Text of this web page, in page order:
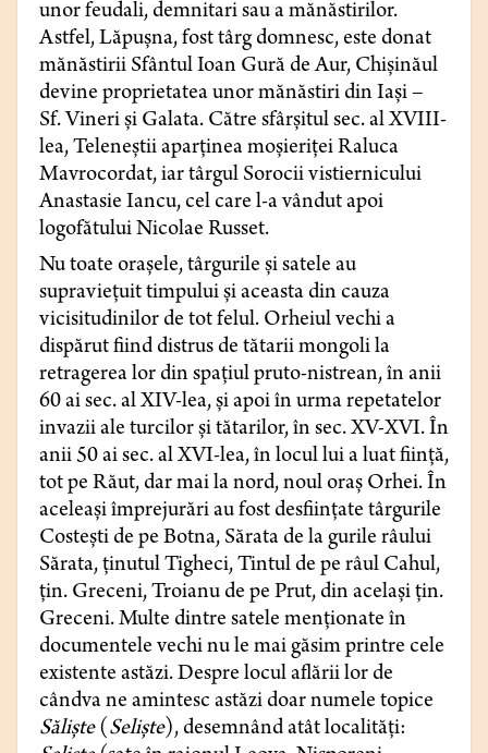
unor feudali, demnitari sau a mănăstirilor.
Astfel, Lăpușna, fost târg domnesc, este donat
mănăstirii Sfântul Ioan Gură de Aur, Chișinăul
devine proprietatea unor mănăstiri din Iași –
Sf. Vineri și Galata. Către sfârșitul sec. al XVIII-
lea, Teleneștii aparținea moșieriței Raluca
Mavrocordat, iar târgul Sorocii vistiernicului
Anastasie Iancu, cel care l-a vândut apoi
logofătului Nicolae Russet.
Nu toate orașele, târgurile și satele au
supraviețuit timpului și aceasta din cauza
vicisitudinilor de tot felul. Orheiul vechi a
dispărut fiind distrus de tătarii mongoli la
retragerea lor din spațiul pruto-nistrean, în anii
60 ai sec. al XIV-lea, și apoi în urma repetatelor
invazii ale turcilor și tătarilor, în sec. XV-XVI. În
anii 50 ai sec. al XVI-lea, în locul lui a luat ființă,
tot pe Răut, dar mai la nord, noul oraș Orhei. În
aceleași împrejurări au fost desființate târgurile
Costești de pe Botna, Sărata de la gurile râului
Sărata, ținutul Tigheci, Tintul de pe râul Cahul,
țin. Greceni, Troianu de pe Prut, din același țin.
Greceni. Multe dintre satele menționate în
documentele vechi nu le mai găsim printre cele
existente astăzi. Despre locul aflării lor de
cândva ne amintesc astăzi doar numele topice
Săliște(Seliște), desemnând atât localități: